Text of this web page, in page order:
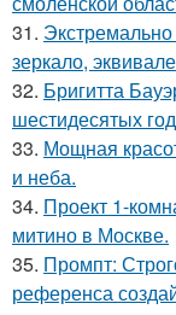
31.
зеркало,
32. Бригитта
шестидесятых
33. Мощная
и неба.
34. Проект 1-
митино в Москве.
35. Промпт:
референса